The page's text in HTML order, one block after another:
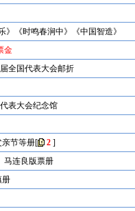
》《时鸣春涧中》《中国智造》
金
全国代表大会邮折
表大会纪念馆
节等册[ 2]
马连良版票册
册